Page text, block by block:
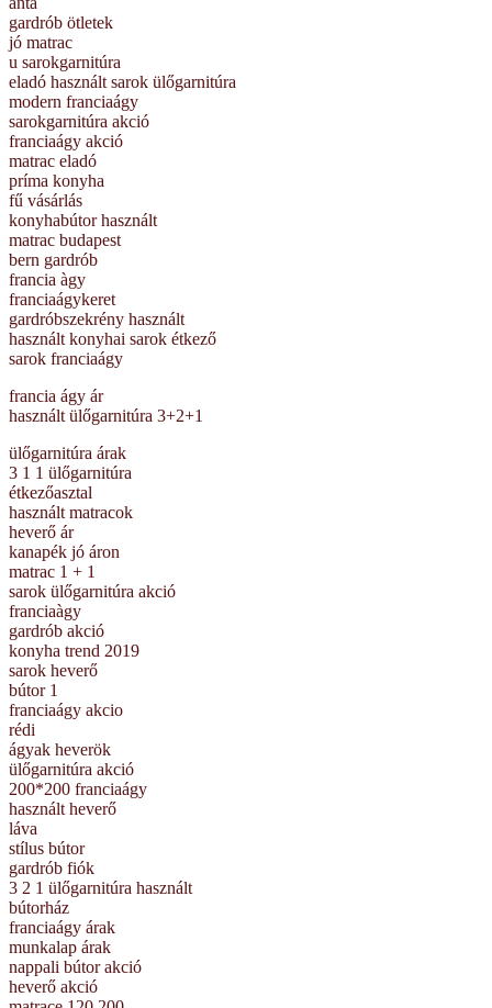
gardrób ötletek
jó matrac
u sarokgarnitúra
eladó használt sarok ülőgarnitúra
modern franciaágy
sarokgarnitúra akció
franciaágy akció
matrac eladó
príma konyha
fű vásárlás
konyhabútor használt
matrac budapest
bern gardrób
francia àgy
franciaágykeret
gardróbszekrény használt
használt konyhai sarok étkező
sarok franciaágy
francia ágy ár
használt ülőgarnitúra 3+2+1
ülőgarnitúra árak
3 1 1 ülőgarnitúra
étkezőasztal
használt matracok
heverő ár
kanapék jó áron
matrac 1 + 1
sarok ülőgarnitúra akció
franciaàgy
gardrób akció
konyha trend 2019
sarok heverő
bútor 1
franciaágy akcio
rédi
ágyak heverök
ülőgarnitúra akció
200*200 franciaágy
használt heverő
láva
stílus bútor
gardrób fiók
3 2 1 ülőgarnitúra használt
bútorház
franciaágy árak
munkalap árak
nappali bútor akció
heverő akció